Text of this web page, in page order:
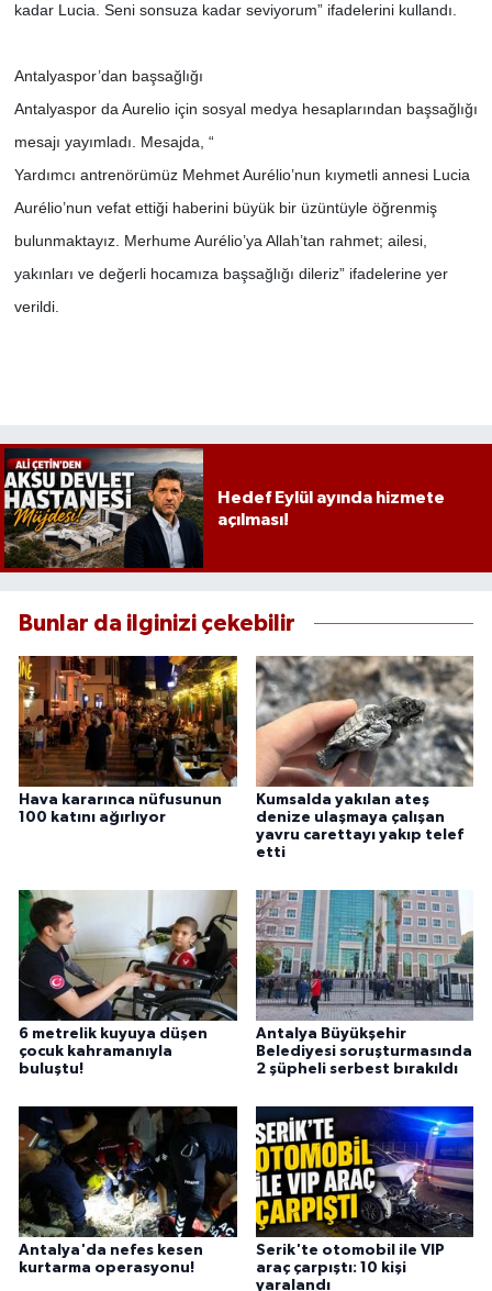
kadar Lucia. Seni sonsuza kadar seviyorum” ifadelerini kullandı.
Antalyaspor’dan başsağlığı
Antalyaspor da Aurelio için sosyal medya hesaplarından başsağlığı
mesajı yayımladı. Mesajda, “
Yardımcı antrenörümüz Mehmet Aurélio’nun kıymetli annesi Lucia
Aurélio’nun vefat ettiği haberini büyük bir üzüntüyle öğrenmiş
bulunmaktayız. Merhume Aurélio’ya Allah’tan rahmet; ailesi,
yakınları ve değerli hocamıza başsağlığı dileriz” ifadelerine yer
verildi.
Hedef Eylül ayında hizmete
açılması!
Bunlar da ilginizi çekebilir
Hava kararınca nüfusunun
100 katını ağırlıyor
Kumsalda yakılan ateş
denize ulaşmaya çalışan
yavru carettayı yakıp telef
etti
6 metrelik kuyuya düşen
çocuk kahramanıyla
buluştu!
Antalya Büyükşehir
Belediyesi soruşturmasında
2 şüpheli serbest bırakıldı
Antalya'da nefes kesen
kurtarma operasyonu!
Serik'te otomobil ile VIP
araç çarpıştı: 10 kişi
yaralandı